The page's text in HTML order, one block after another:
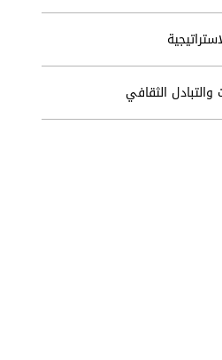
والتبادل الثقافي